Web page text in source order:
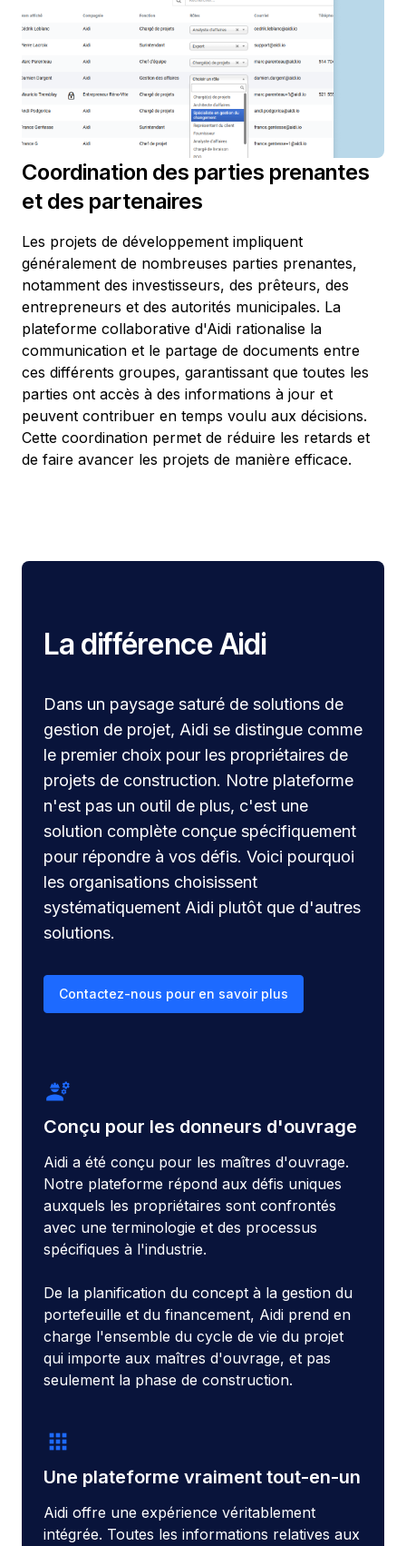
Coordination des parties prenantes
et des partenaires
Les projets de développement impliquent
généralement de nombreuses parties prenantes,
notamment des investisseurs, des prêteurs, des
entrepreneurs et des autorités municipales. La
plateforme collaborative d'Aidi rationalise la
communication et le partage de documents entre
ces différents groupes, garantissant que toutes les
parties ont accès à des informations à jour et
peuvent contribuer en temps voulu aux décisions.
Cette coordination permet de réduire les retards et
de faire avancer les projets de manière efficace.
La différence Aidi
Dans un paysage saturé de solutions de
gestion de projet, Aidi se distingue comme
le premier choix pour les propriétaires de
projets de construction. Notre plateforme
n'est pas un outil de plus, c'est une
solution complète conçue spécifiquement
pour répondre à vos défis. Voici pourquoi
les organisations choisissent
systématiquement Aidi plutôt que d'autres
solutions.
Contactez-nous pour en savoir plus
engineering
Conçu pour les donneurs d'ouvrage
Aidi a été conçu pour les maîtres d'ouvrage.
Notre plateforme répond aux défis uniques
auxquels les propriétaires sont confrontés
avec une terminologie et des processus
spécifiques à l'industrie.
De la planification du concept à la gestion du
portefeuille et du financement, Aidi prend en
charge l'ensemble du cycle de vie du projet
qui importe aux maîtres d'ouvrage, et pas
seulement la phase de construction.
apps
Une plateforme vraiment tout-en-un
Aidi offre une expérience véritablement
intégrée. Toutes les informations relatives aux